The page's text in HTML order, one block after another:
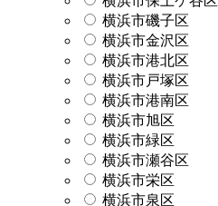
横浜市磯子区
横浜市金沢区
横浜市港北区
横浜市戸塚区
横浜市港南区
横浜市旭区
横浜市緑区
横浜市瀬谷区
横浜市栄区
横浜市泉区